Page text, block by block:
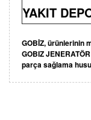
YAKIT
GOBİZ, ürünlerinin
GOBIZ
parça sağlama